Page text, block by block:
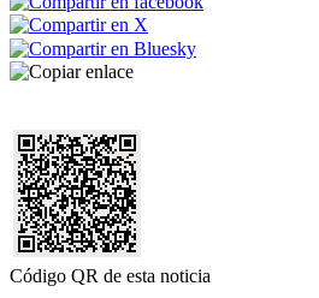
Código QR de esta noticia